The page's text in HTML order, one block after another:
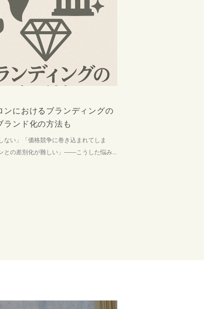
ンにおけるブランディングの
ランド化の方法も
ない」「価格競争に巻き込まれてしま
との差別化が難しい」――こうした悩み...